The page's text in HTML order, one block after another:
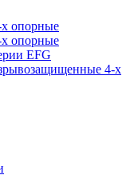
х опорные
х опорные
EFG
4-х